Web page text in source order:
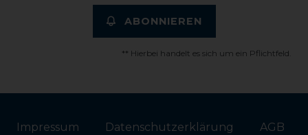
ABONNIEREN
** Hierbei handelt es sich um ein Pflichtfeld.
Impressum Daten­schutz­erklärung AGB